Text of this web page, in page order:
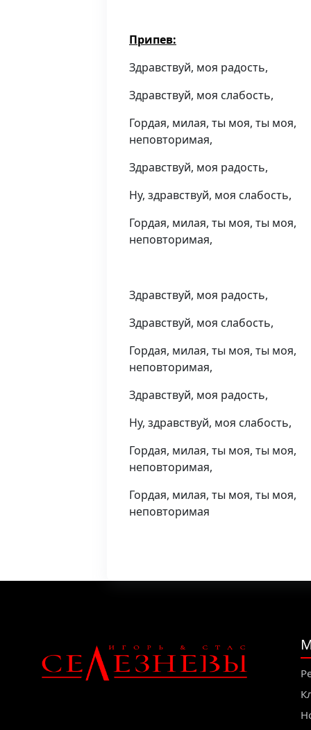
Припев:
Здравствуй, моя радость,
Здравствуй, моя слабость,
Гордая, милая, ты моя, ты моя,
неповторимая,
Здравствуй, моя радость,
Ну, здравствуй, моя слабость,
Гордая, милая, ты моя, ты моя,
неповторимая,
Здравствуй, моя радость,
Здравствуй, моя слабость,
Гордая, милая, ты моя, ты моя,
неповторимая,
Здравствуй, моя радость,
Ну, здравствуй, моя слабость,
Гордая, милая, ты моя, ты моя,
неповторимая,
Гордая, милая, ты моя, ты моя,
неповторимая